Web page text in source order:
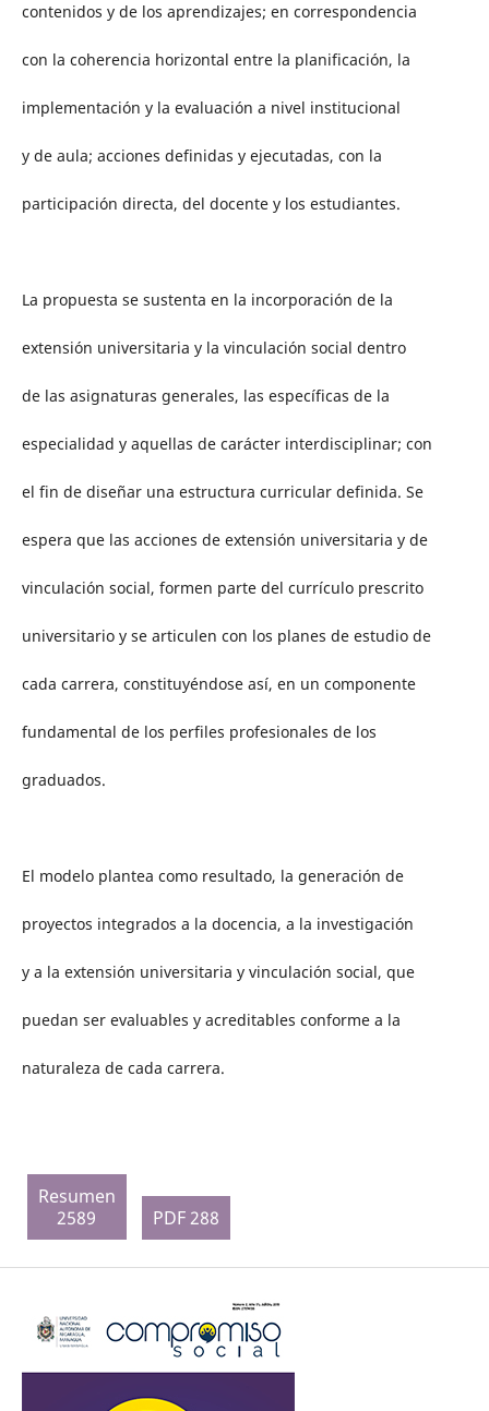
contenidos y de los aprendizajes; en correspondencia
con la coherencia horizontal entre la planificación, la
implementación y la evaluación a nivel institucional
y de aula; acciones definidas y ejecutadas, con la
participación directa, del docente y los estudiantes.
La propuesta se sustenta en la incorporación de la
extensión universitaria y la vinculación social dentro
de las asignaturas generales, las específicas de la
especialidad y aquellas de carácter interdisciplinar; con
el fin de diseñar una estructura curricular definida. Se
espera que las acciones de extensión universitaria y de
vinculación social, formen parte del currículo prescrito
universitario y se articulen con los planes de estudio de
cada carrera, constituyéndose así, en un componente
fundamental de los perfiles profesionales de los
graduados.
El modelo plantea como resultado, la generación de
proyectos integrados a la docencia, a la investigación
y a la extensión universitaria y vinculación social, que
puedan ser evaluables y acreditables conforme a la
naturaleza de cada carrera.
Resumen
2589
PDF 288